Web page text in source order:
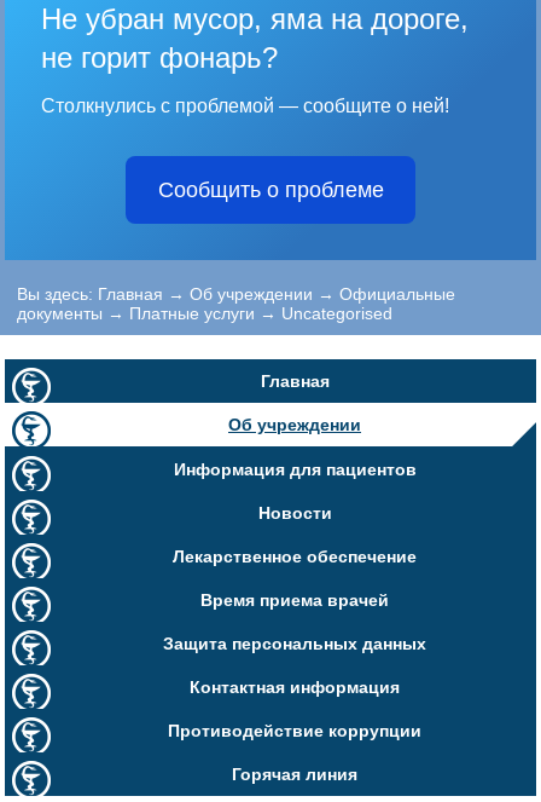
Не убран мусор, яма на дороге,
не горит фонарь?
Столкнулись с проблемой — сообщите о ней!
Сообщить о проблеме
Вы здесь: Главная →Об учреждении →Официальные
документы → Платные услуги → Uncategorised
Главная
Об учреждении
Информация для пациентов
Новости
Лекарственное обеспечение
Время приема врачей
Защита персональных данных
Контактная информация
Противодействие коррупции
Горячая линия